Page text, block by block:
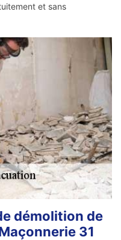
et sans
démolition de
31